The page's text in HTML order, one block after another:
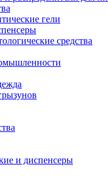
гели
средства
и диспенсеры